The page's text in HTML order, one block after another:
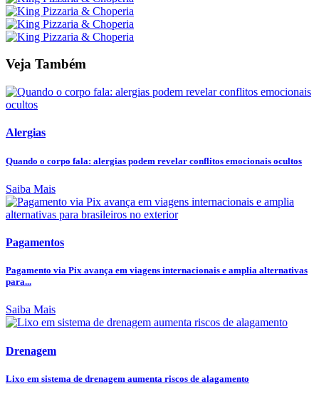
Veja Também
Alergias
Quando o corpo fala: alergias podem revelar conflitos emocionais ocultos
Saiba Mais
Pagamentos
Pagamento via Pix avança em viagens internacionais e amplia alternativas
para...
Saiba Mais
Drenagem
Lixo em sistema de drenagem aumenta riscos de alagamento